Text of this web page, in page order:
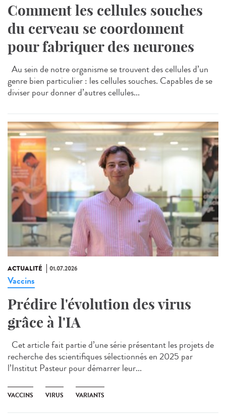
Comment les cellules souches
du cerveau se coordonnent
pour fabriquer des neurones
Au sein de notre organisme se trouvent des cellules d’un
genre bien particulier : les cellules souches. Capables de se
diviser pour donner d’autres cellules...
ACTUALITÉ 01.07.2026
Vaccins
Prédire l'évolution des virus
grâce à l'IA
Cet article fait partie d’une série présentant les projets de
recherche des scientifiques sélectionnés en 2025 par
l’Institut Pasteur pour démarrer leur...
VACCINS VIRUS VARIANTS